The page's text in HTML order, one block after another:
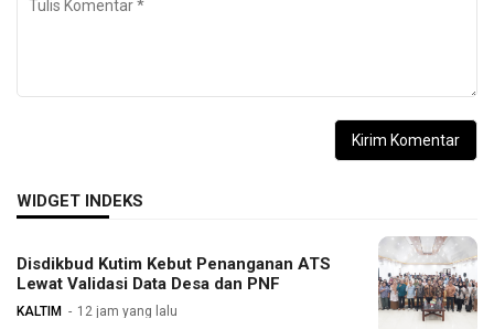
WIDGET INDEKS
Disdikbud Kutim Kebut Penanganan ATS
Lewat Validasi Data Desa dan PNF
KALTIM 12 jam yang lalu